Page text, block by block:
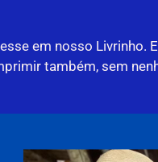
em nosso Livrinho.
também, sem